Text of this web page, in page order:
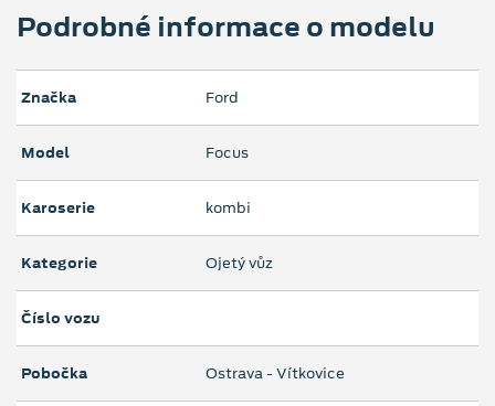
Podrobné informace o modelu
Značka Ford
Model Focus
Karoserie kombi
Kategorie Ojetý vůz
Číslo vozu
Pobočka Ostrava - Vítkovice